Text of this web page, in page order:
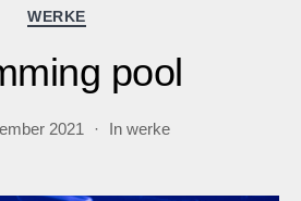
Kategorien
WERKE
pool
2021 In werke